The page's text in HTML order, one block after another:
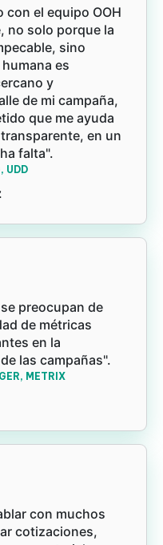
con el equipo OOH
no solo porque la
sino
es
y
de mi campaña,
que me ayuda
en un
falta".
UDD
preocupan de
de métricas
en la
las campañas".
METRIX
con muchos
cotizaciones,